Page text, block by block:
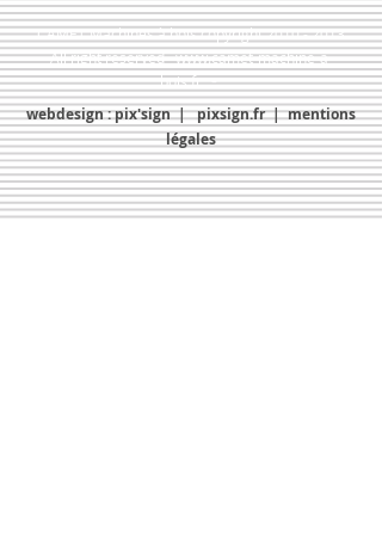
CAMET Machines à bois copyright2010 - 2013
All right reserved www.camet-machine-a-
bois.fr-
webdesign : pix'sign |pixsign.fr|mentions
légales